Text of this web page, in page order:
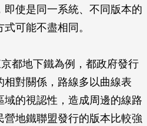
即使是同一系統、不同版本的
可能不盡相同。
都地下鐵為例，都政府發行
相對關係，路線多以曲線表
的視認性，造成周邊的線路
地鐵聯盟發行的版本比較強